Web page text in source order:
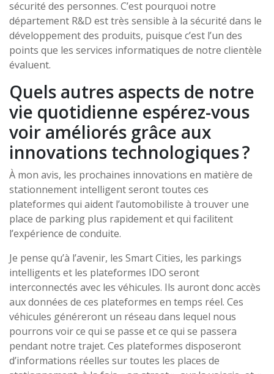
sécurité des personnes. C’est pourquoi notre
département R&D est très sensible à la sécurité dans le
développement des produits, puisque c’est l’un des
points que les services informatiques de notre clientèle
évaluent.
Quels autres aspects de notre
vie quotidienne espérez-vous
voir améliorés grâce aux
innovations technologiques ?
À mon avis, les prochaines innovations en matière de
stationnement intelligent seront toutes ces
plateformes qui aident l’automobiliste à trouver une
place de parking plus rapidement et qui facilitent
l’expérience de conduite.
Je pense qu’à l’avenir, les Smart Cities, les parkings
intelligents et les plateformes IDO seront
interconnectés avec les véhicules. Ils auront donc accès
aux données de ces plateformes en temps réel. Ces
véhicules généreront un réseau dans lequel nous
pourrons voir ce qui se passe et ce qui se passera
pendant notre trajet. Ces plateformes disposeront
d’informations réelles sur toutes les places de